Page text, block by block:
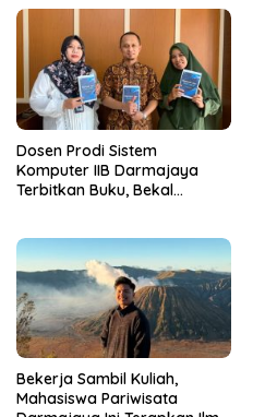
Dosen Prodi Sistem
Komputer IIB Darmajaya
Terbitkan Buku, Bekal
Bekerja Sambil Kuliah,
Mahasiswa Pariwisata